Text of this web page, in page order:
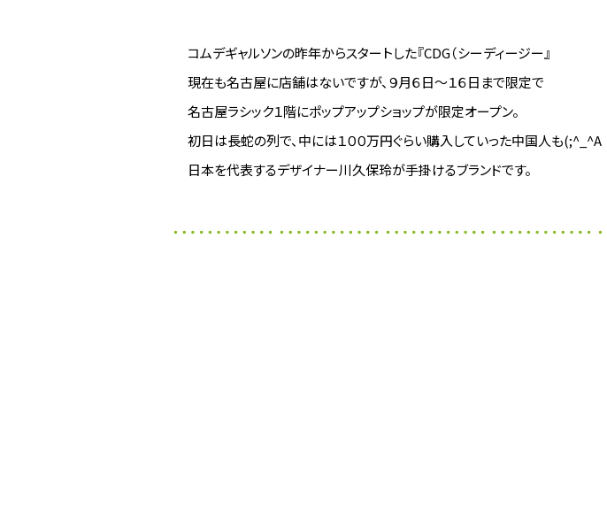
コムデギャルソンの昨年からスタートした『CDG（シーディージー』
現在も名古屋に店舗はないですが、９月６日～１６日まで限定で
名古屋ラシック１階にポップアップショップが限定オープン。
初日は長蛇の列で、中には１００万円ぐらい購入していった中国人も(;^_^A
日本を代表するデザイナー川久保玲が手掛けるブランドです。